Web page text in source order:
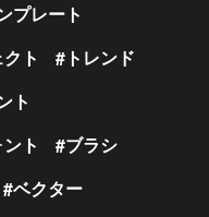
プレート
ト
トレンド
ト
ト
ブラシ
ベクター